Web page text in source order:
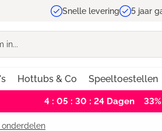
Snelle levering 5 jaar
Hottubs & Co Speeltoestellen
4 : 05 : 30 : 23Dagen
onderdelen